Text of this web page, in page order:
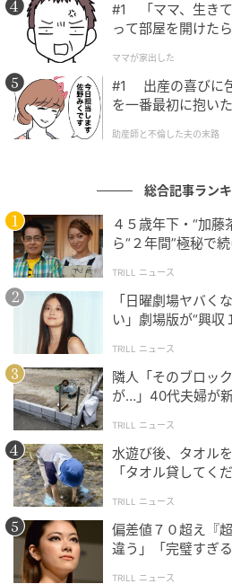
鳥羽周作シェフは、レストラン
や大阪、福岡などでも飲食店を
アン「kabura」の監修も手掛け
YouTuberとしても活動し、さ
でも注目を集めています。
ラボを展開しています。
商品名：すだち香る あっさり
販売期間：2026年7月1日～9月
販売店舗：全国の「天下一品」
販売価格：882円（税込970円
る）
#1 「ママ、生き
って部屋を開けたら
ママが家出した
#1 出産の喜びに
を一番最初に抱い
助産師と不倫した夫の末路
総合記事ラン
４５歳年下・“加
ら“２年間”極秘で
TRILL ニュース
「日曜劇場ヤバく
い」劇場版が“興収
TRILL ニュース
隣人「そのブロッ
が…」40代夫婦が
TRILL ニュース
水遊び後、タオル
「タオル貸してく
TRILL ニュース
偏差値７０超え『
違う」「完璧すぎ
TRILL ニュース